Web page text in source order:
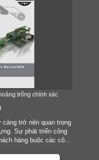
trống chính xác
trở nên quan trọng
Sự phát triển công
hàng buộc các công
xử lý thủ công thông